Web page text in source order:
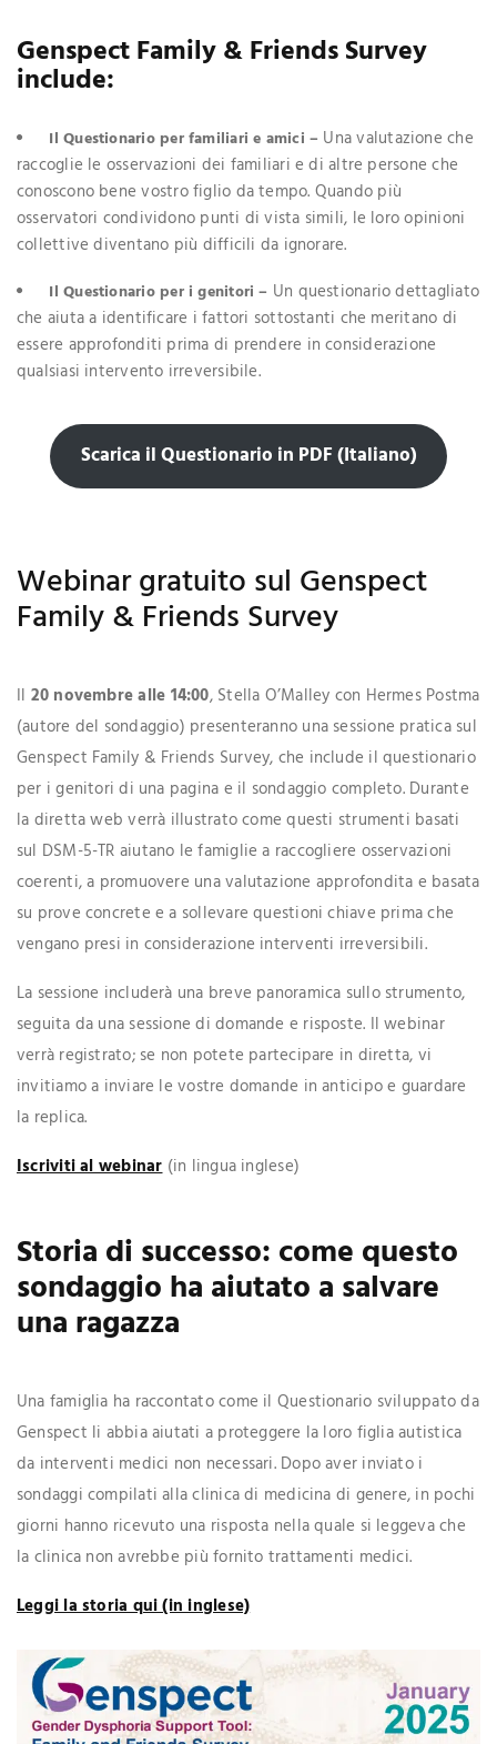
Genspect Family & Friends Survey
include:
Il Questionario per familiari e amici – Una valutazione che
raccoglie le osservazioni dei familiari e di altre persone che
conoscono bene vostro figlio da tempo. Quando più
osservatori condividono punti di vista simili, le loro opinioni
collettive diventano più difficili da ignorare.
Il Questionario per i genitori – Un questionario dettagliato
che aiuta a identificare i fattori sottostanti che meritano di
essere approfonditi prima di prendere in considerazione
qualsiasi intervento irreversibile.
Scarica il Questionario in PDF (Italiano)
Webinar gratuito sul Genspect
Family & Friends Survey
Il 20 novembre alle 14:00, Stella O’Malley con Hermes Postma
(autore del sondaggio) presenteranno una sessione pratica sul
Genspect Family & Friends Survey, che include il questionario
per i genitori di una pagina e il sondaggio completo. Durante
la diretta web verrà illustrato come questi strumenti basati
sul DSM-5-TR aiutano le famiglie a raccogliere osservazioni
coerenti, a promuovere una valutazione approfondita e basata
su prove concrete e a sollevare questioni chiave prima che
vengano presi in considerazione interventi irreversibili.
La sessione includerà una breve panoramica sullo strumento,
seguita da una sessione di domande e risposte. Il webinar
verrà registrato; se non potete partecipare in diretta, vi
invitiamo a inviare le vostre domande in anticipo e guardare
la replica.
Iscriviti al webinar(in lingua inglese)
Storia di successo: come questo
sondaggio ha aiutato a salvare
una ragazza
Una famiglia ha raccontato come il Questionario sviluppato da
Genspect li abbia aiutati a proteggere la loro figlia autistica
da interventi medici non necessari. Dopo aver inviato i
sondaggi compilati alla clinica di medicina di genere, in pochi
giorni hanno ricevuto una risposta nella quale si leggeva che
la clinica non avrebbe più fornito trattamenti medici.
Leggi la storia qui (in inglese)